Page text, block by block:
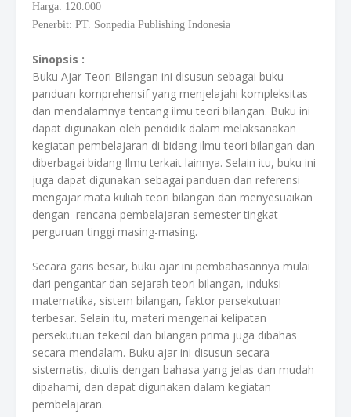
Harga: 120.000
Penerbit: PT. Sonpedia Publishing Indonesia
Sinopsis :
Buku Ajar Teori Bilangan ini disusun sebagai buku
panduan komprehensif yang menjelajahi kompleksitas
dan mendalamnya tentang ilmu teori bilangan. Buku ini
dapat digunakan oleh pendidik dalam melaksanakan
kegiatan pembelajaran di bidang ilmu teori bilangan dan
diberbagai bidang Ilmu terkait lainnya. Selain itu, buku ini
juga dapat digunakan sebagai panduan dan referensi
mengajar mata kuliah teori bilangan dan menyesuaikan
dengan rencana pembelajaran semester tingkat
perguruan tinggi masing-masing.
Secara garis besar, buku ajar ini pembahasannya mulai
dari pengantar dan sejarah teori bilangan, induksi
matematika, sistem bilangan, faktor persekutuan
terbesar. Selain itu, materi mengenai kelipatan
persekutuan tekecil dan bilangan prima juga dibahas
secara mendalam. Buku ajar ini disusun secara
sistematis, ditulis dengan bahasa yang jelas dan mudah
dipahami, dan dapat digunakan dalam kegiatan
pembelajaran.